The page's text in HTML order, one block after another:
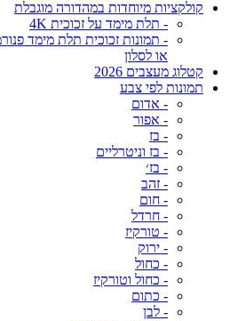
קולקציות מיוחדות במהדורה מוגבלת
- תלת מימד על זכוכית 4K
- תמונות זכוכית תלת מימד
או לסלון
קטלוג מעצבים 2026
תמונות לפי צבע
- אדום
- אפור
- בז
- בז וניטרליים
- בז׳
- זהב
- חום
- חרדל
- טורקיז
- ירוק
- כחול
- כחול וטורקיז
- כתום
- לבן